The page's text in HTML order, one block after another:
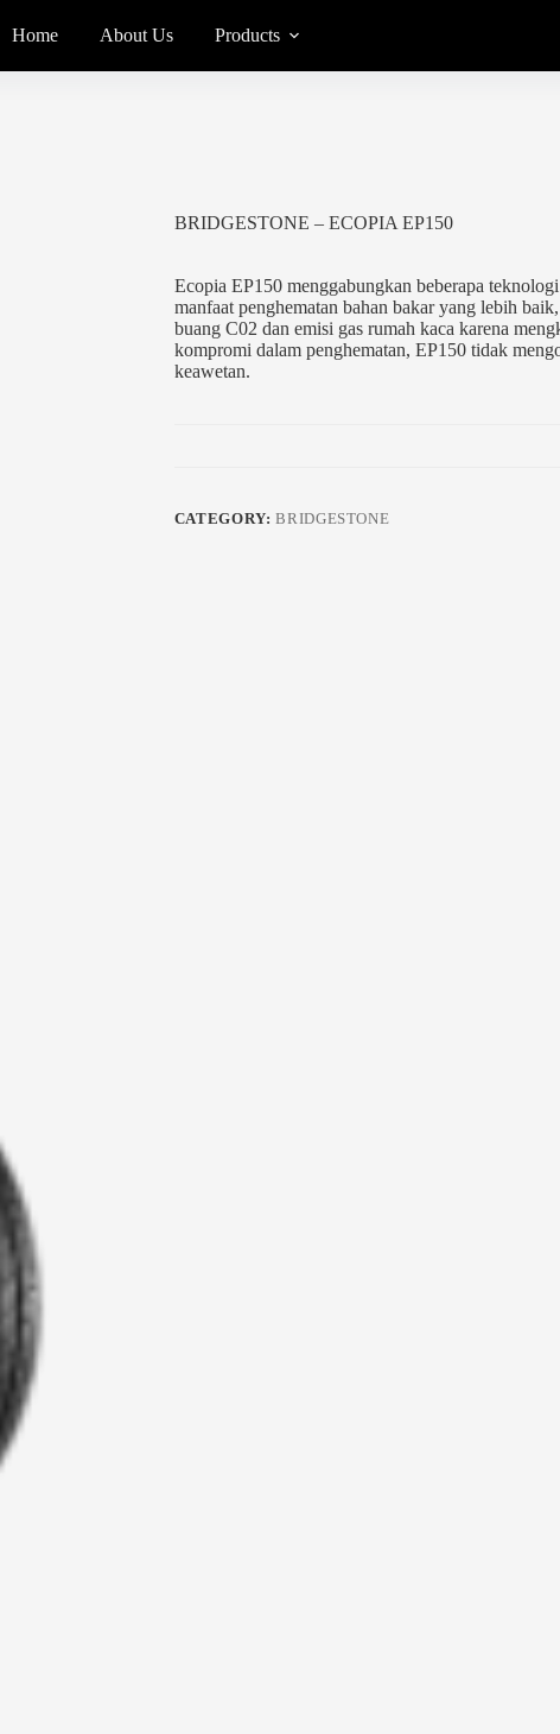
Home About Us Products
BRIDGESTONE – ECOPIA EP150
Ecopia EP150 menggabungkan beberapa
manfaat penghematan bahan bakar yang lebih
buang C02 dan emisi gas rumah kaca karena
kompromi dalam penghematan, EP150 tidak
keawetan.
CATEGORY:BRIDGESTONE